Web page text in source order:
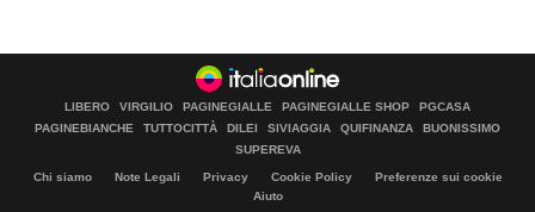
LIBERO VIRGILIO PAGINEGIALLE PAGINEGIALLE SHOP
PGCASA
PAGINEBIANCHE
TUTTOCITTÀ DILEI SIVIAGGIA QUIFINANZA
BUONISSIMO
SUPEREVA
Chi siamo Note Legali Privacy Cookie Policy
Preferenze sui cookie
Aiuto